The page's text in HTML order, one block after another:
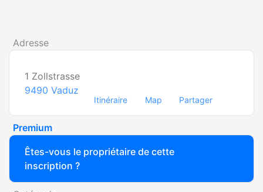
Adresse
1 Zollstrasse
9490 Vaduz
Itinéraire Map Partager
Premium
Êtes-vous le propriétaire de cette
inscription ?